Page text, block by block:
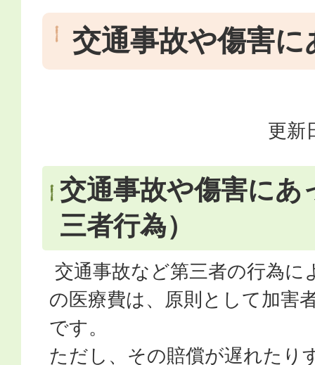
交通事故や傷害
更新
交通事故や傷害にあ
三者行為）
交通事故など第三者の行為に
の医療費は、原則として加害
です。
ただし、その賠償が遅れたり